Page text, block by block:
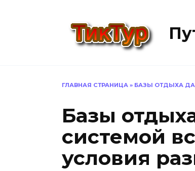
ГЛАВНАЯ СТРАНИЦА » БАЗЫ ОТДЫХА
Базы
системой
условия